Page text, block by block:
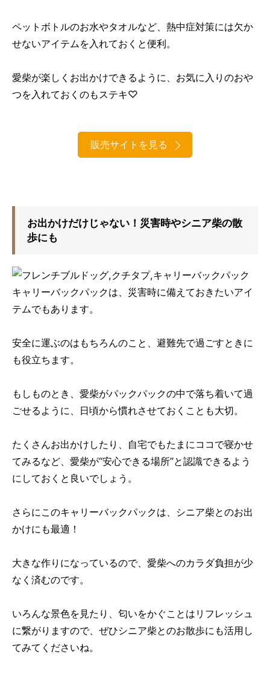
ペットボトルのお水やタオルなど、熱中症対策には欠か
せないアイテムを入れておくと便利。
愛柴が楽しくお出かけできるように、お気に入りのおや
つを入れておくのもステキ♡
販売サイトを見る
お出かけだけじゃない！災害時やシニア柴の散
歩にも
キャリーバックパックは、災害時に備えておきたいアイ
テムでもあります。
安全に運ぶのはもちろんのこと、避難先で過ごすときに
も役立ちます。
もしものとき、愛柴がパックパックの中で落ち着いて過
ごせるように、日頃から慣れさせておくことも大切。
たくさんお出かけしたり、自宅でもたまにココで寝かせ
てみるなど、愛柴が“安心できる場所”と認識できるよう
にしておくと良いでしょう。
さらにこのキャリーバックパックは、シニア柴とのお出
かけにも最適！
大きな作りになっているので、愛柴へのカラダ負担が少
なく済むのです。
いろんな景色を見たり、匂いをかぐことはリフレッシュ
に繋がりますので、ぜひシニア柴とのお散歩にも活用し
てみてくださいね。